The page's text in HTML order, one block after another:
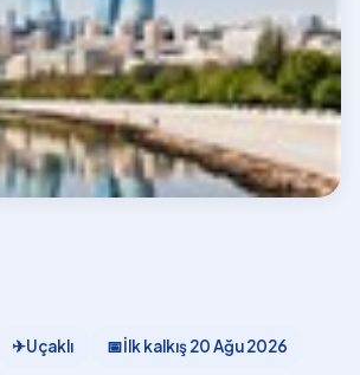
✈Uçaklı 📅İlk kalkış20 Ağu 2026